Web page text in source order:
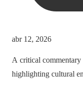
abr 12, 2026
A critical
highlighting cultural